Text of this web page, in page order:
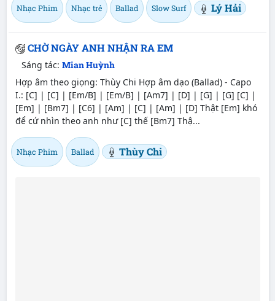
Nhạc Phim Nhạc trẻ Ballad Slow Surf Lý Hải
CHỜ NGÀY ANH NHẬN RA EM
Sáng tác: Mian Huỳnh
Hợp âm theo giọng: Thùy Chi Hợp âm dạo (Ballad) - Capo
I.: [C] | [C] | [Em/B] | [Em/B] | [Am7] | [D] | [G] | [G] [C] |
[Em] | [Bm7] | [C6] | [Am] | [C] | [Am] | [D] Thật [Em] khó
để cứ nhìn theo anh như [C] thế [Bm7] Thậ...
Nhạc Phim Ballad Thùy Chi